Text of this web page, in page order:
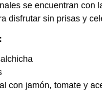
se encuentran con
disfrutar sin prisas y
con jamón, tomate y